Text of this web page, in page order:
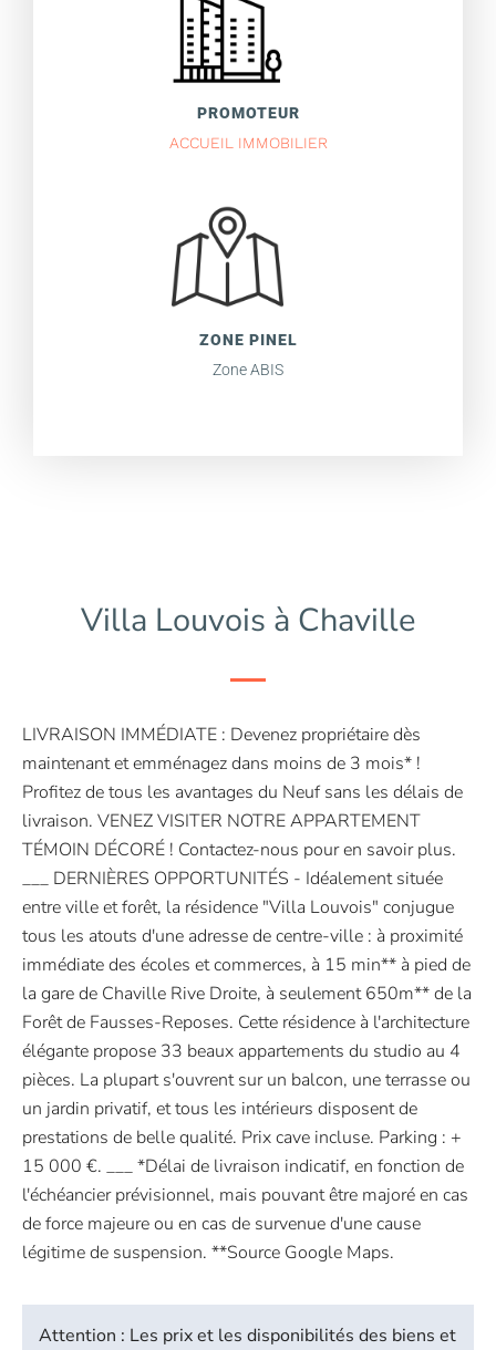
PROMOTEUR
ACCUEIL IMMOBILIER
ZONE PINEL
Zone ABIS
Villa Louvois à Chaville
LIVRAISON IMMÉDIATE : Devenez propriétaire dès
maintenant et emménagez dans moins de 3 mois* !
Profitez de tous les avantages du Neuf sans les délais de
livraison. VENEZ VISITER NOTRE APPARTEMENT
TÉMOIN DÉCORÉ ! Contactez-nous pour en savoir plus.
___ DERNIÈRES OPPORTUNITÉS - Idéalement située
entre ville et forêt, la résidence "Villa Louvois" conjugue
tous les atouts d'une adresse de centre-ville : à proximité
immédiate des écoles et commerces, à 15 min** à pied de
la gare de Chaville Rive Droite, à seulement 650m** de la
Forêt de Fausses-Reposes. Cette résidence à l'architecture
élégante propose 33 beaux appartements du studio au 4
pièces. La plupart s'ouvrent sur un balcon, une terrasse ou
un jardin privatif, et tous les intérieurs disposent de
prestations de belle qualité. Prix cave incluse. Parking : +
15 000 €. ___ *Délai de livraison indicatif, en fonction de
l'échéancier prévisionnel, mais pouvant être majoré en cas
de force majeure ou en cas de survenue d'une cause
légitime de suspension. **Source Google Maps.
Attention : Les prix et les disponibilités des biens et